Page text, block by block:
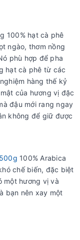
100% hạt cà phê
ngào, thơm nồng
phù hợp để pha
hạt cà phê từ các
hàng thế kỷ
của hương vị đặc
đậu mới rang ngay
không để giữ được
100% Arabica
chế biến, đặc biệt
một hương vị và
bạn nên xay một